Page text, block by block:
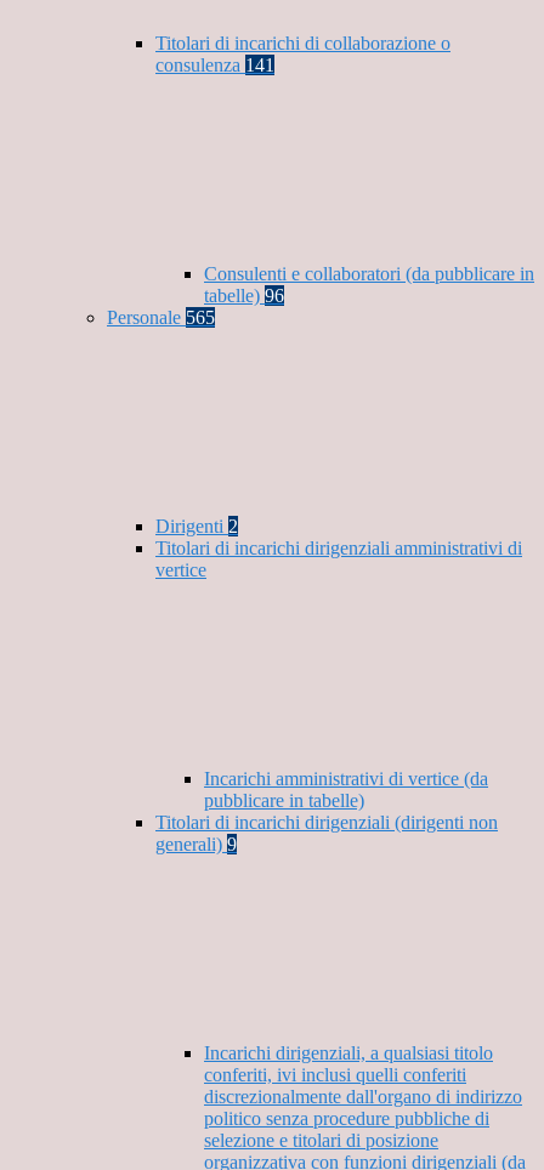
Titolari di incarichi di collaborazione o
consulenza 141
Consulenti e collaboratori (da pubblicare in
tabelle) 96
Personale 565
Dirigenti 2
Titolari di incarichi dirigenziali amministrativi di
vertice
Incarichi amministrativi di vertice (da
pubblicare in tabelle)
Titolari di incarichi dirigenziali (dirigenti non
generali) 9
Incarichi dirigenziali, a qualsiasi titolo
conferiti, ivi inclusi quelli conferiti
discrezionalmente dall'organo di indirizzo
politico senza procedure pubbliche di
selezione e titolari di posizione
organizzativa con funzioni dirigenziali (da